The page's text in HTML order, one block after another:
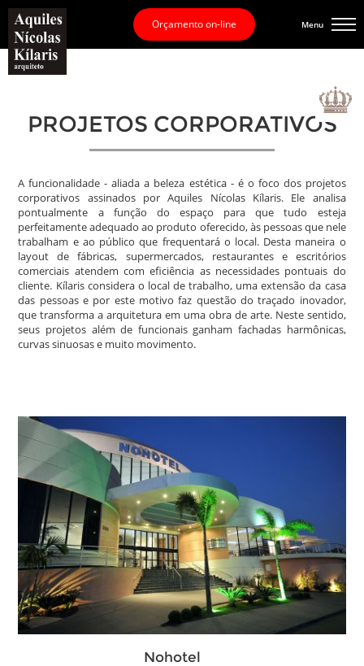
Orçamento on-line Menu
PROJETOS CORPORATIVOS
A funcionalidade - aliada a beleza estética - é o foco dos projetos
corporativos assinados por Aquiles Nícolas Kílaris. Ele analisa
pontualmente a função do espaço para que tudo esteja
perfeitamente adequado ao produto oferecido, às pessoas que nele
trabalham e ao público que frequentará o local. Desta maneira o
layout de fábricas, supermercados, restaurantes e escritórios
comerciais atendem com eficiência as necessidades pontuais do
cliente. Kílaris considera o local de trabalho, uma extensão da casa
das pessoas e por este motivo faz questão do traçado inovador,
que transforma a arquitetura em uma obra de arte. Neste sentido,
seus projetos além de funcionais ganham fachadas harmônicas,
curvas sinuosas e muito movimento.
Nohotel